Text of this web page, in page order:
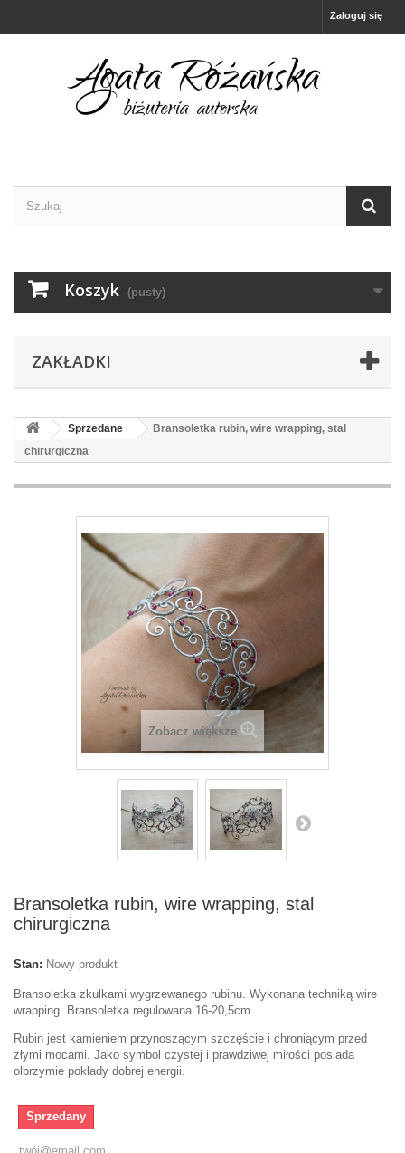
Zaloguj się
Koszyk (pusty)
ZAKŁADKI
Sprzedane
Bransoletka rubin, wire wrapping, stal
chirurgiczna
Zobacz większe
Bransoletka rubin, wire wrapping, stal
chirurgiczna
Stan: Nowy produkt
Bransoletka zkulkami wygrzewanego rubinu. Wykonana techniką wire
wrapping. Bransoletka regulowana 16-20,5cm.
Rubin jest kamieniem przynoszącym szczęście i chroniącym przed
złymi mocami. Jako symbol czystej i prawdziwej miłości posiada
olbrzymie pokłady dobrej energii.
Sprzedany